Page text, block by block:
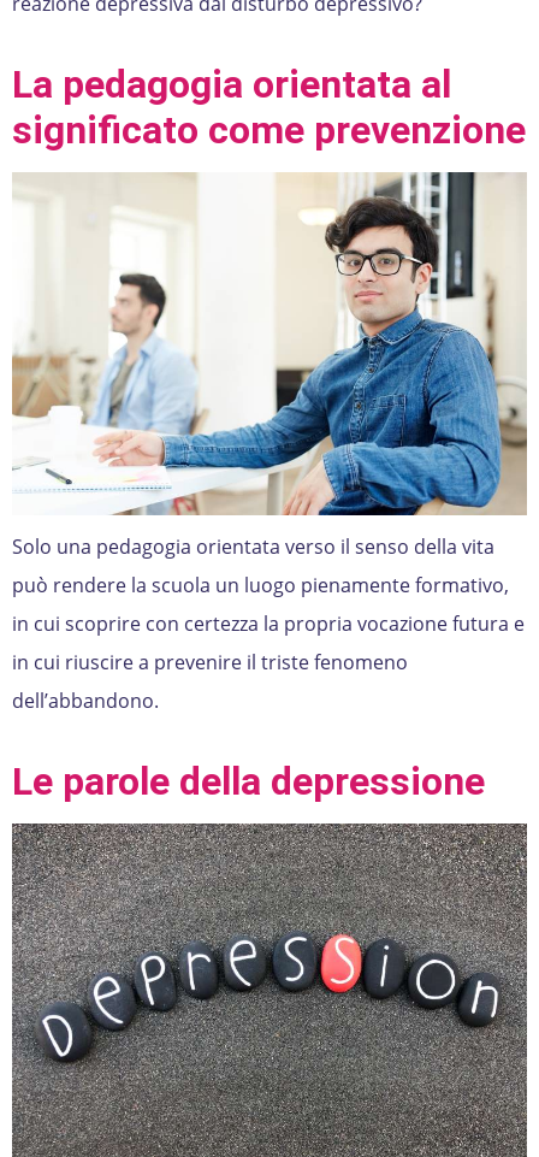
La pedagogia orientata al
significato come prevenzione
Solo una pedagogia orientata verso il senso della vita
può rendere la scuola un luogo pienamente formativo,
in cui scoprire con certezza la propria vocazione futura e
in cui riuscire a prevenire il triste fenomeno
dell’abbandono.
Le parole della depressione